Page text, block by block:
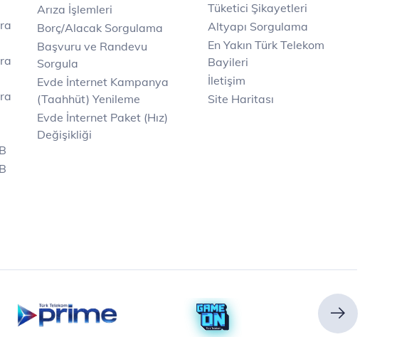
Arıza İşlemleri
Borç/Alacak Sorgulama
Başvuru ve Randevu
Sorgula
Evde İnternet Kampanya
(Taahhüt) Yenileme
Evde İnternet Paket (Hız)
Değişikliği
Tüketici Şikayetleri
Altyapı Sorgulama
En Yakın Türk Telekom
Bayileri
İletişim
Site Haritası